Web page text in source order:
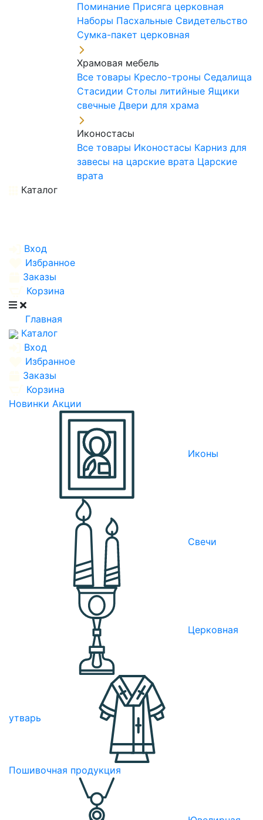
Поминание Присяга церковная
Наборы Пасхальные Свидетельство
Сумка-пакет церковная
Храмовая мебель
Все товары Кресло-троны Седалища
Стасидии Столы литийные Ящики
свечные Двери для храма
Иконостасы
Все товары Иконостасы Карниз для
завесы на царские врата Царские
врата
Каталог
Вход
Избранное
Заказы
Корзина
Главная
Каталог
Вход
Избранное
Заказы
Корзина
Новинки Акции
Иконы
Свечи
Церковная
утварь
Пошивочная продукция